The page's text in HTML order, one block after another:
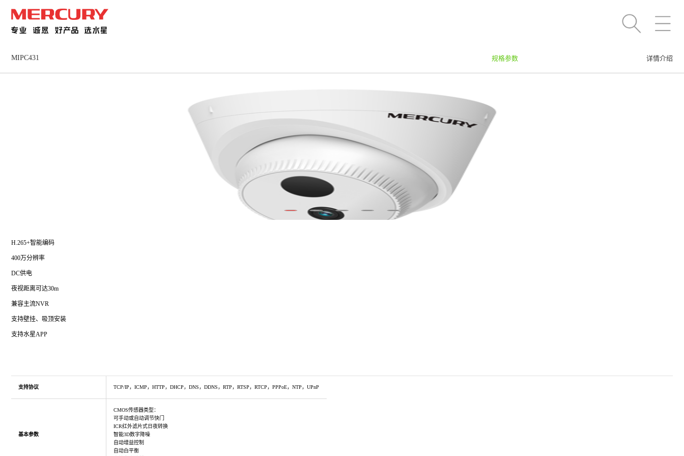
MIPC431 规格参数 详情介绍
H.265+智能编码
400万分辨率
DC供电
夜视距离可达30m
兼容主流NVR
支持壁挂、吸顶安装
支持水星APP
支持协议 TCP/IP，ICMP，HTTP，DHCP，DNS，DDNS，RTP，RTSP，RTCP，PPPoE，NTP，UPnP
基本参数
CMOS传感器类型：
可手动或自动调节快门
ICR红外滤片式日夜转换
智能3D数字降噪
自动增益控制
自动白平衡